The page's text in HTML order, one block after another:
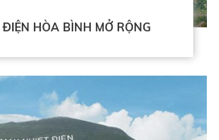
ĐIỆN HÒA BÌNH MỞ RỘNG